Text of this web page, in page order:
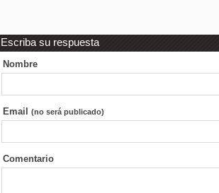
Escriba su respuesta
Nombre
Email (no será publicado)
Comentario